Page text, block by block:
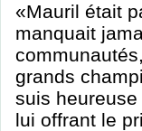
«Mauril était
manquait
grands
suis
lui offrant le